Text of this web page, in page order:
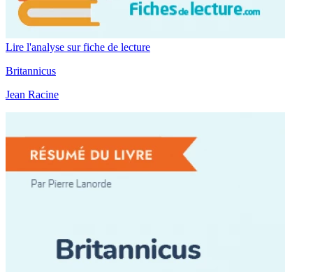
Lire l'analyse sur fiche de lecture
Britannicus
Jean Racine